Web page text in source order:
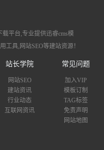
平台,专业提供迅睿cms模
工具,网站SEO等建站资源！
站长学院
网站SEO
建站资讯
行业动态
互联网资讯
常见问题
加入VIP
模板订制
TAG标签
免责声明
网站地图